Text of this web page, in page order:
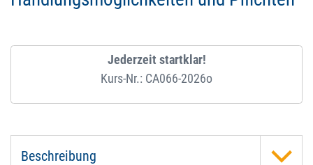
Jederzeit startklar!
Kurs-Nr.: CA066-2026o
Beschreibung